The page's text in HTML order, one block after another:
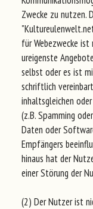
Zwecke zu nutzen.
für Webezwecke
ureigenste
selbst oder es ist
schriftlich
inhaltsgleichen
(z.B. Spamming
Daten oder
Empfängers
hinaus hat der
einer Störung der
(2) Der Nutzer ist